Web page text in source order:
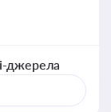
джерела